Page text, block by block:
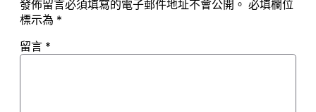
發佈留言必須填寫的電子郵件地址不會公開。 必填欄位
標示為 *
留言 *